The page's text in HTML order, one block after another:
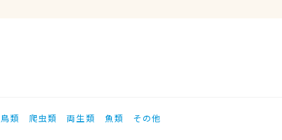
鳥類 爬虫類 両生類 魚類 その他